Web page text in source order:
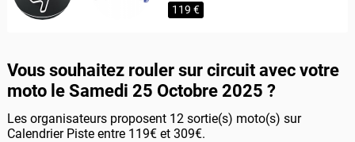
119 €
Vous souhaitez rouler sur circuit avec votre
moto le Samedi 25 Octobre 2025 ?
Les organisateurs proposent 12 sortie(s) moto(s) sur
Calendrier Piste entre 119€ et 309€.